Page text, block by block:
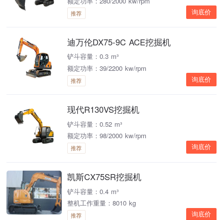
推荐 询底价
迪万伦DX75-9C ACE挖掘机
铲斗容量：0.3 m³
额定功率：39/2200 kw/rpm
推荐 询底价
现代R130VS挖掘机
铲斗容量：0.52 m³
额定功率：98/2000 kw/rpm
推荐 询底价
凯斯CX75SR挖掘机
铲斗容量：0.4 m³
整机工作重量：8010 kg
推荐 询底价